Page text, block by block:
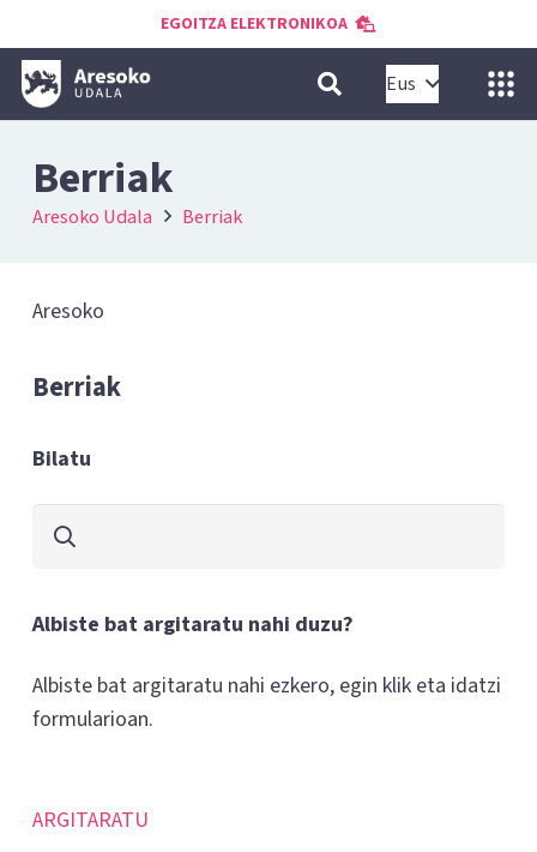
EGOITZA ELEKTRONIKOA
Eus
Berriak
Aresoko Udala Berriak
Aresoko
Berriak
Bilatu
Bilatu:
Albiste bat argitaratu nahi duzu?
Albiste bat argitaratu nahi ezkero, egin klik eta idatzi
formularioan.
ARGITARATU